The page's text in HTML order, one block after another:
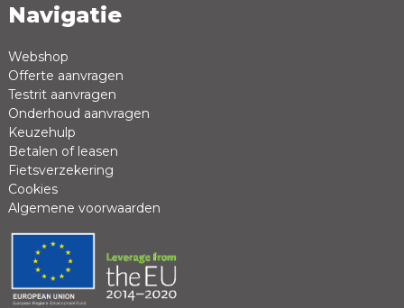
Navigatie
Webshop
Offerte aanvragen
Testrit aanvragen
Onderhoud aanvragen
Keuzehulp
Betalen of leasen
Fietsverzekering
Cookies
Algemene voorwaarden